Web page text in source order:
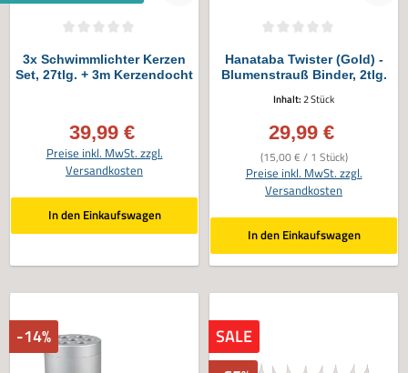
3x Schwimmlichter Kerzen
Set, 27tlg. + 3m Kerzendocht
Verkaufspreis:
39,99 €
Preise inkl. MwSt. zzgl.
Versandkosten
In den Einkaufswagen
Hanataba Twister (Gold) -
Blumenstrauß Binder, 2tlg.
Inhalt:2 Stück
Verkaufspreis:
29,99 €
(15,00 € / 1 Stück)
Preise inkl. MwSt. zzgl.
Versandkosten
In den Einkaufswagen
-14%
SALE